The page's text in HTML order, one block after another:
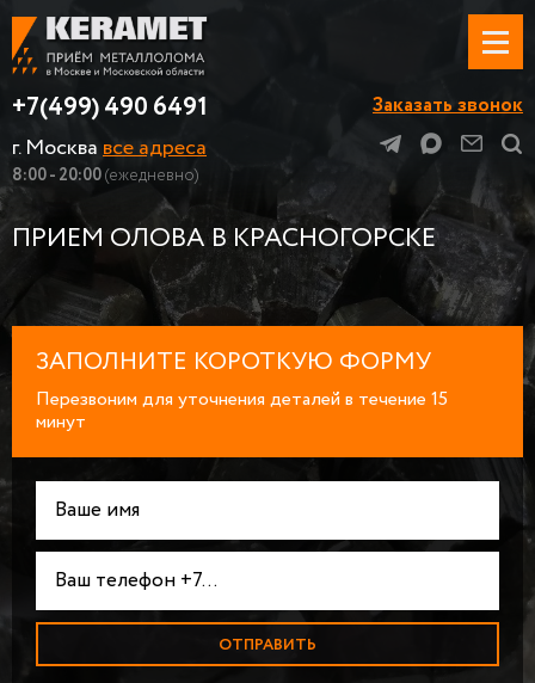
+7(499) 490 6491
г. Москвавсе адреса
8:00 - 20:00(ежедневно)
Заказать звонок
ПРИЕМ ОЛОВА В КРАСНОГОРСКЕ
ЗАПОЛНИТЕ КОРОТКУЮ ФОРМУ
Перезвоним для уточнения деталей в течение 15
минут